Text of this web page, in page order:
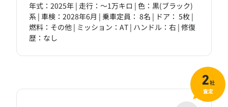
年式：2025年 | 走行：～1万キロ | 色：黒(ブラック)
系 | 車検：2028年6月 | 乗車定員： 8名 | ドア： 5枚 |
燃料：その他 | ミッション：AT | ハンドル：右 | 修復
歴：なし
2社
査定